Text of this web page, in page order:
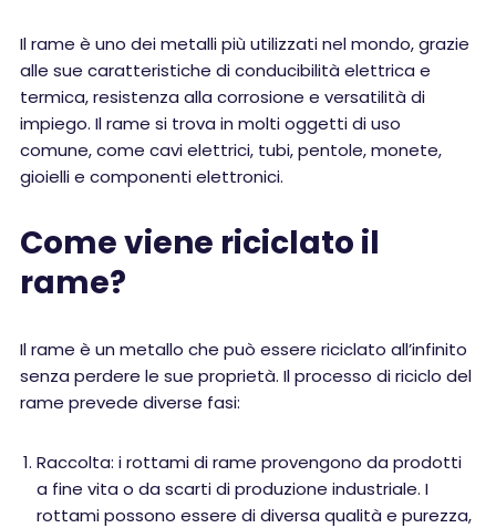
Il rame è uno dei metalli più utilizzati nel mondo, grazie
alle sue caratteristiche di conducibilità elettrica e
termica, resistenza alla corrosione e versatilità di
impiego. Il rame si trova in molti oggetti di uso
comune, come cavi elettrici, tubi, pentole, monete,
gioielli e componenti elettronici.
Come viene riciclato il
rame?
Il rame è un metallo che può essere riciclato all’infinito
senza perdere le sue proprietà. Il processo di riciclo del
rame prevede diverse fasi:
Raccolta: i rottami di rame provengono da prodotti
a fine vita o da scarti di produzione industriale. I
rottami possono essere di diversa qualità e purezza,